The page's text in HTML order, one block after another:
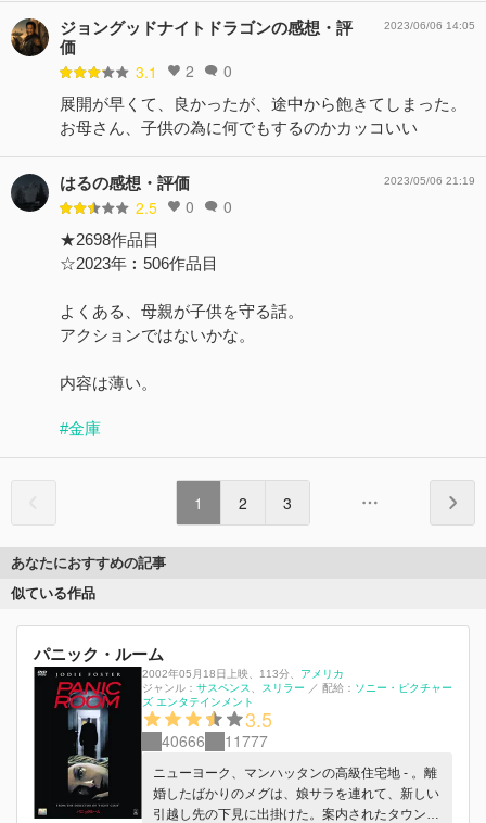
ジョングッドナイトドラゴンの感想・評
価
3.1 2 0
2023/06/06 14:05
展開が早くて、良かったが、途中から飽きてしまった。
お母さん、子供の為に何でもするのかカッコいい
はるの感想・評価
2.5 0 0
2023/05/06 21:19
★2698作品目
☆2023年︰506作品目
よくある、母親が子供を守る話。
アクションではないかな。
内容は薄い。
#金庫
1 2 3
あなたにおすすめの記事
似ている作品
パニック・ルーム
2002年05月18日上映 113分
アメリカ
ジャンル： サスペンス スリラー ／ 配給： ソニー・ピクチャー
ズ エンタテインメント
3.5
40666 11777
ニューヨーク、マンハッタンの高級住宅地 - 。離
婚したばかりのメグは、娘サラを連れて、新しい
引越し先の下見に出掛けた。案内されたタウンハ